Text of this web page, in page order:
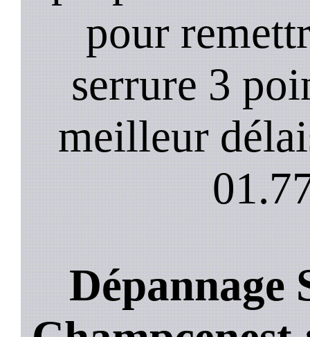
pour
serrure 3
meilleur
Dépannage